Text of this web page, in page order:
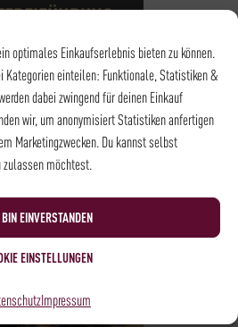
optimales Einkaufserlebnis bieten zu können.
Kategorien einteilen: Funktionale, Statistiken &
dabei zwingend für deinen Einkauf
wir, um anonymisiert Statistiken anfertigen
Marketingzwecken. Du kannst selbst
möchtest.
EINVERSTANDEN
EINSTELLUNGEN
Impressum
15PLÄTZE VERFÜGBAR
14.08.2026
14:00 - 14:45